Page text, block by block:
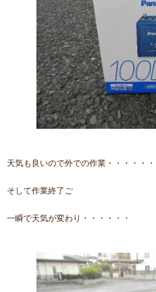
天気も良いので外での作業・・・・・・
そして作業終了ご
一瞬で天気が変わり・・・・・・